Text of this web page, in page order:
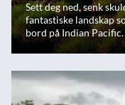
Sett deg ned, senk
fantastiske landskap
bord på Indian Pacific.